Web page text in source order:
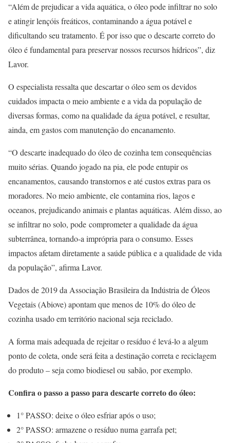
“Além de prejudicar a vida aquática, o óleo pode infiltrar no solo
e atingir lençóis freáticos, contaminando a água potável e
dificultando seu tratamento. É por isso que o descarte correto do
óleo é fundamental para preservar nossos recursos hídricos”, diz
Lavor.
O especialista ressalta que descartar o óleo sem os devidos
cuidados impacta o meio ambiente e a vida da população de
diversas formas, como na qualidade da água potável, e resultar,
ainda, em gastos com manutenção do encanamento.
“O descarte inadequado do óleo de cozinha tem consequências
muito sérias. Quando jogado na pia, ele pode entupir os
encanamentos, causando transtornos e até custos extras para os
moradores. No meio ambiente, ele contamina rios, lagos e
oceanos, prejudicando animais e plantas aquáticas. Além disso, ao
se infiltrar no solo, pode comprometer a qualidade da água
subterrânea, tornando-a imprópria para o consumo. Esses
impactos afetam diretamente a saúde pública e a qualidade de vida
da população”, afirma Lavor.
Dados de 2019 da Associação Brasileira da Indústria de Óleos
Vegetais (Abiove) apontam que menos de 10% do óleo de
cozinha usado em território nacional seja reciclado.
A forma mais adequada de rejeitar o resíduo é levá-lo a algum
ponto de coleta, onde será feita a destinação correta e reciclagem
do produto – seja como biodiesel ou sabão, por exemplo.
Confira o passo a passo para descarte correto do óleo:
1° PASSO: deixe o óleo esfriar após o uso;
2° PASSO: armazene o resíduo numa garrafa pet;